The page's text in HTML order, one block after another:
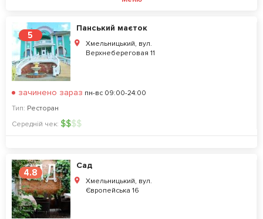
5
Панський маєток
Хмельницький, вул.
Верхнебереговая 11
зачинено зараз пн-вс 09:00-24:00
Тип: Ресторан
Середній чек: $$$$
4.8
Сад
Хмельницький, вул.
Європейська 16